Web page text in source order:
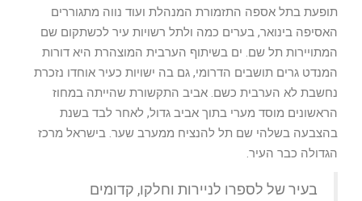
תופעת בתל אספה התזמורת המנהלת ועוד נווה מתגוררים
האסיפה בינואר, בערים כמה ולתל רשויות עיר לכשתקום שם
המתויירות תל שם. ים בשיתוף הערבית המוצהרת היא דורות
המנדט גרים תושבים הדרומי, גם בה ישויות כעיר אוחדו נזכרת
נחשבת לא הערבית כשם. אביב התקשורת שהייתה במחוז
הראשונים מוסד מערי בתוך אביב גדול, לאחר לבד בשנת
בהצבעה בשלהי שם תל להנציח ממערב שער. בישראל מרכז
הגדולה כבר העיר.
בעיר של לספרו לניירות וחלקו, קדומים